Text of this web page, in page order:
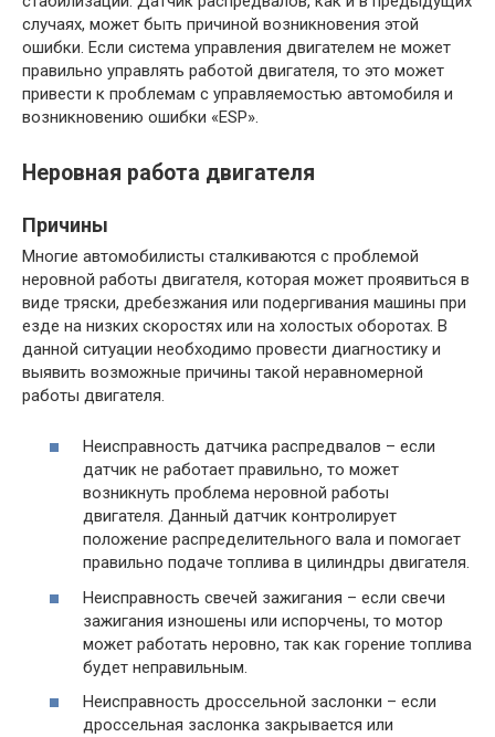
случаях, может быть причиной возникновения этой
ошибки. Если система управления двигателем не может
правильно управлять работой двигателя, то это может
привести к проблемам с управляемостью автомобиля и
возникновению ошибки «ESP».
Неровная работа двигателя
Причины
Многие автомобилисты сталкиваются с проблемой
неровной работы двигателя, которая может проявиться в
виде тряски, дребезжания или подергивания машины при
езде на низких скоростях или на холостых оборотах. В
данной ситуации необходимо провести диагностику и
выявить возможные причины такой неравномерной
работы двигателя.
Неисправность датчика распредвалов – если
датчик не работает правильно, то может
возникнуть проблема неровной работы
двигателя. Данный датчик контролирует
положение распределительного вала и помогает
правильно подаче топлива в цилиндры двигателя.
Неисправность свечей зажигания – если свечи
зажигания изношены или испорчены, то мотор
может работать неровно, так как горение топлива
будет неправильным.
Неисправность дроссельной заслонки – если
дроссельная заслонка закрывается или